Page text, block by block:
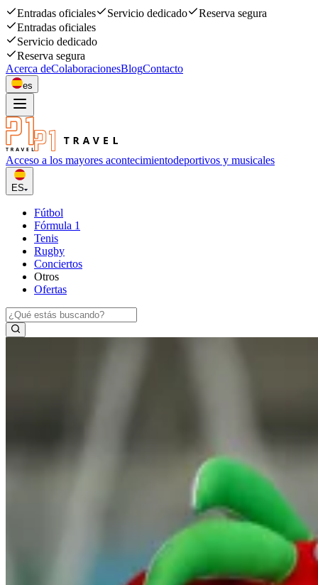
Entradas oficiales Servicio dedicado
Reserva segura
Entradas oficiales
Servicio dedicado
Reserva segura
Acerca deColaboracionesBlogContacto
es
Acceso a los mayores acontecimientodeportivos y musicales
ES
Fútbol
Fórmula 1
Tenis
Rugby
Conciertos
Otros
Ofertas